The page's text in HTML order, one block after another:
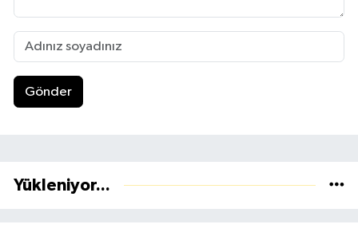
Gönder
Yükleniyor...